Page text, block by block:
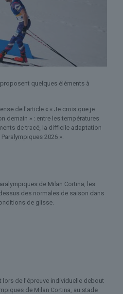
quelques éléments à
de l'article « « Je crois que je
demain » : entre les températures
de tracé, la difficile adaptation
2026 ».
de Milan Cortina, les
des normales de saison dans
de glisse.
lors de l’épreuve individuelle debout
de Milan Cortina, au stade